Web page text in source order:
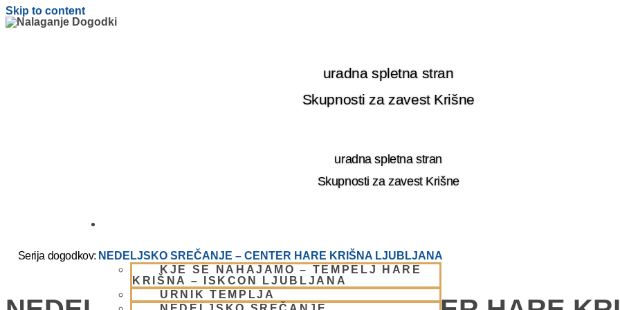
Skip to content
uradna spletna stran
Skupnosti za zavest Krišne
uradna spletna stran
Skupnosti za zavest Krišne
KJE SE NAHAJAMO – TEMPELJ HARE
KRIŠNA – ISKCON LJUBLJANA
URNIK TEMPLJA
Serija dogodkov: NEDELJSKO SREČANJE – CENTER HARE KRIŠNA LJUBLJANA